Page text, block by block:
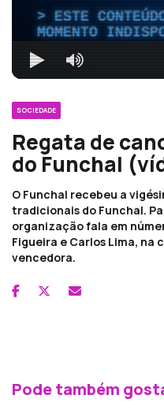
ESTE
MOMENTO
SOCIEDADE
Regata de
do Funchal
O Funchal recebeu a
tradicionais do Funchal.
organização fala em
Figueira e Carlos Lima, na
vencedora.
Pode também